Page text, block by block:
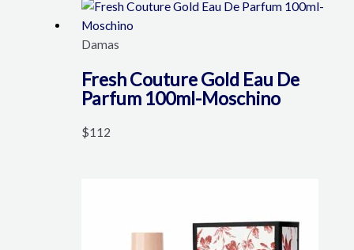
Damas
Fresh Couture Gold Eau De
Parfum 100ml-Moschino
$112